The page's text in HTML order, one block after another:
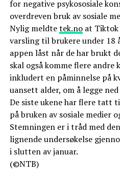
for negative psykososiale
overdreven bruk av sosiale
Nylig meldtetek.noat Tiktok
varsling til brukere under 18
appen låst når de har brukt
skal også komme flere
inkludert en påminnelse på
uansett alder, om å legge
De siste ukene har flere tatt
på bruken av sosiale medier
Stemningen er i tråd med
lignende undersøkelse
i slutten av januar.
(©NTB)